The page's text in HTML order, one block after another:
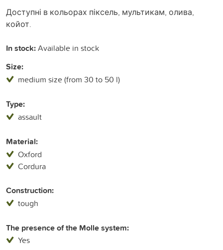
Доступні в кольорах піксель, мультикам, олива,
койот.
In stock:Available in stock
Size:
medium size (from 30 to 50 l)
Type:
assault
Material:
Oxford
Cordura
Construction:
tough
The presence of the Molle system:
Yes